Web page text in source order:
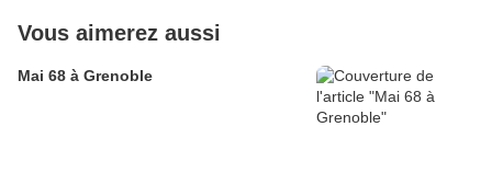
Vous aimerez aussi
Mai 68 à Grenoble